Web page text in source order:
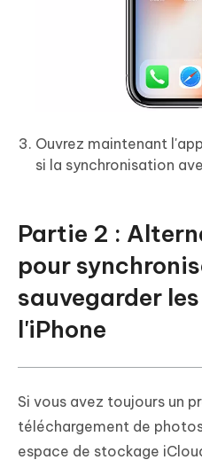
Ouvrez maintenant
si la synchronisation
Partie 2 :
pour
sauvegarder
l'iPhone
Si vous avez toujours un
téléchargement de
espace de stockage